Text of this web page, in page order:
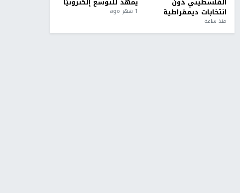
انتخابات ديمقراطية
منذ ساعة
1 شهر ago